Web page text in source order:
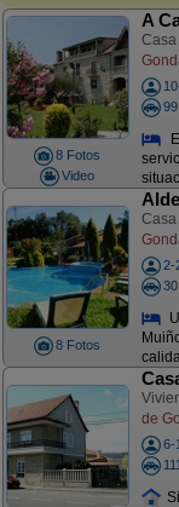
8 Fotos
Video
A
Casa
8 Fotos
Casa
2-
de
6-